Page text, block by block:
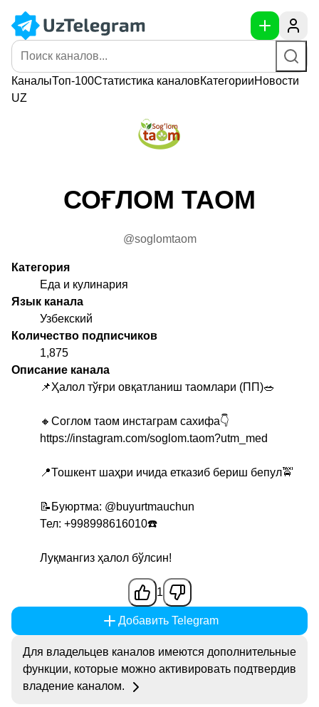
КаналыТоп-100Статистика каналовКатегорииНовости
UZ
СОҒЛОМ ТАОМ
@soglomtaom
Категория
Еда и кулинария
Язык канала
Узбекский
Количество подписчиков
1,875
Описание канала
📌Ҳалол тўғри овқатланиш таомлари (ПП)🥗
🔸️Соглом таом инстаграм сахифа👇
https://instagram.com/soglom.taom?utm_med
📍Тошкент шаҳри ичида етказиб бериш бепул🚖
📝Буюртма: @buyurtmauchun
Тел: +998998616010☎️
Луқмангиз ҳалол бўлсин!
1
Добавить Telegram
Для владельцев каналов имеются дополнительные
функции, которые можно активировать подтвердив
владение каналом.